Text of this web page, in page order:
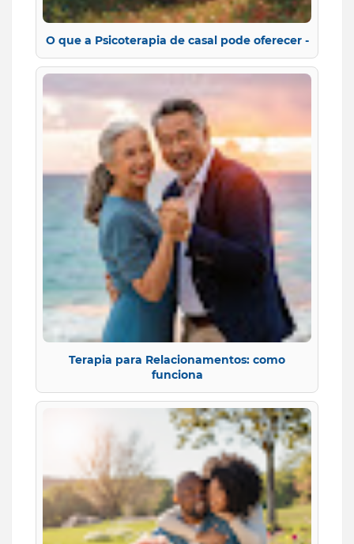
O que a Psicoterapia de casal pode oferecer -
Terapia para Relacionamentos: como
funciona